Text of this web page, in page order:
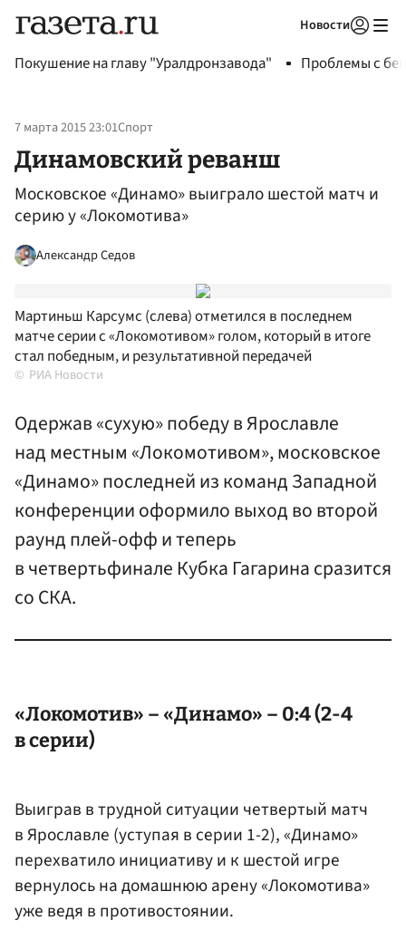
Новости
Покушение на главу "Уралдронзавода" Проблемы с
7 марта 2015 23:01Спорт
Динамовский реванш
Московское «Динамо» выиграло шестой матч и
серию у «Локомотива»
Александр Седов
Мартиньш Карсумс (слева) отметился в последнем
матче серии с «Локомотивом» голом, который в итоге
стал победным, и результативной передачей
РИА Новости
Одержав «сухую» победу в Ярославле
над местным «Локомотивом», московское
«Динамо» последней из команд Западной
конференции оформило выход во второй
раунд плей-офф и теперь
в четвертьфинале Кубка Гагарина сразится
со СКА.
«Локомотив» – «Динамо» – 0:4 (2-4
в серии)
Выиграв в трудной ситуации четвертый матч
в Ярославле (уступая в серии 1-2), «Динамо»
перехватило инициативу и к шестой игре
вернулось на домашнюю арену «Локомотива»
уже ведя в противостоянии.